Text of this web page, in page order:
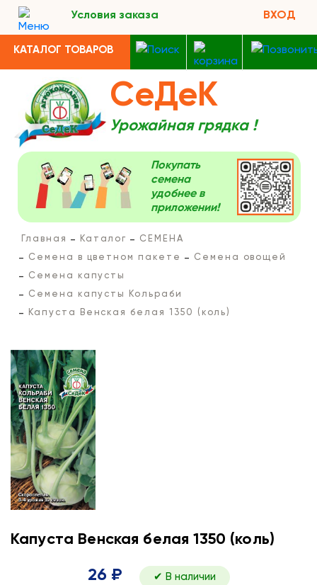
Условия заказа ВХОД
КАТАЛОГ ТОВАРОВ
СеДеК
Урожайная грядка !
Покупать
семена
удобнее в
приложении!
Главная Каталог
СЕМЕНА
Семена в цветном пакете
Семена овощей
Семена капусты
Семена капусты Кольраби
Капуста Венская белая 1350 (коль)
Капуста Венская белая 1350 (коль)
26 ₽ ✔ В наличии